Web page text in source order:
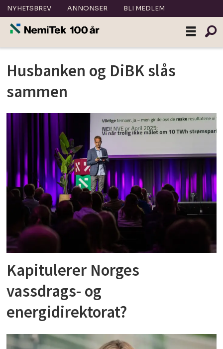
NYHETSBREV ANNONSER BLI MEDLEM
Tag:
bransjepolitikk
Husbanken og DiBK slås
sammen
Kapitulerer Norges
vassdrags- og
energidirektorat?